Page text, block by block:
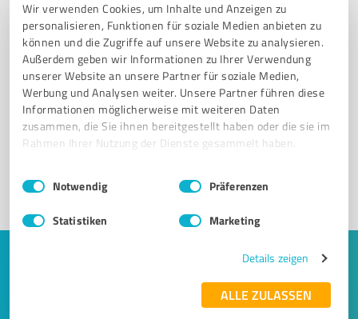
Wir verwenden Cookies, um Inhalte und Anzeigen zu
personalisieren, Funktionen für soziale Medien anbieten zu
können und die Zugriffe auf unsere Website zu analysieren.
Außerdem geben wir Informationen zu Ihrer Verwendung
unserer Website an unsere Partner für soziale Medien,
Werbung und Analysen weiter. Unsere Partner führen diese
Informationen möglicherweise mit weiteren Daten
zusammen, die Sie ihnen bereitgestellt haben oder die sie im
Rahmen Ihrer Nutzung der Dienste gesammelt haben.
Impressum Datenschutzbestimmungen
Einwilligungsauswahl
Notwendig Präferenzen
Statistiken Marketing
Details zeigen
ALLE ZULASSEN
Sie möchten auch hier gelistet werden?
Registrieren Sie sich jetzt und werden Sie ein von
Kunden empfohlener ProvenExpert!
Keine Zeit für lange Recherchen und E-
Mails? Jetzt Angebote empfangen!